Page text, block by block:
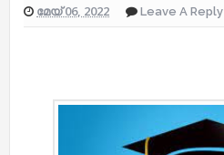
മേയ് 06, 2022 Leave A Reply